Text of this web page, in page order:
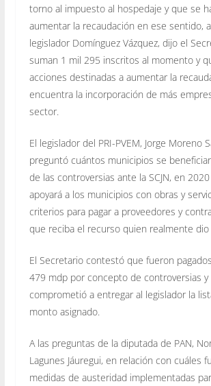
torno al impuesto al hospedaje y que se
aumentar la recaudación en ese sentido,
legislador Domínguez Vázquez, dijo el
suman 1 mil 295 inscritos al momento y
acciones destinadas a aumentar la
encuentra la incorporación de más
sector.
El legislador del PRI-PVEM, Jorge Moreno
preguntó cuántos municipios se
de las controversias ante la SCJN, en
apoyará a los municipios con obras y
criterios para pagar a proveedores y
que reciba el recurso quien realmente dio
El Secretario contestó que fueron
479 mdp por concepto de controversias y
comprometió a entregar al legislador la
monto asignado.
A las preguntas de la diputada de PAN,
Lagunes Jáuregui, en relación con cuáles
medidas de austeridad implementadas